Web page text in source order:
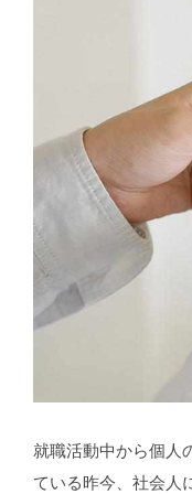
就職活動中から個人
ている昨今、社会人